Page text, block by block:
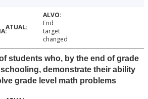
End
target
changed
students who, by the end of grade
demonstrate their ability
grade level math problems